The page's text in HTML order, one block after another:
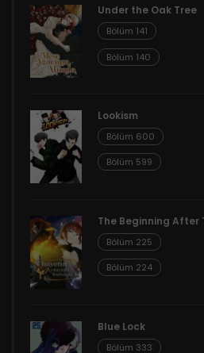
Under the Oak Tree
Bölüm 141
Bölüm 140
Lookism
Bölüm 600
Bölüm 599
The Beginning After
Bölüm 225
Bölüm 224
Blue Lock
Bölüm 333